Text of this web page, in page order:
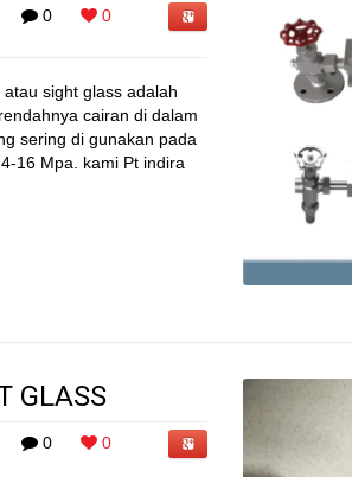
0 0
sight glass adalah
cairan di dalam
sering di gunakan pada
16 Mpa. kami Pt indira
GLASS
0 0